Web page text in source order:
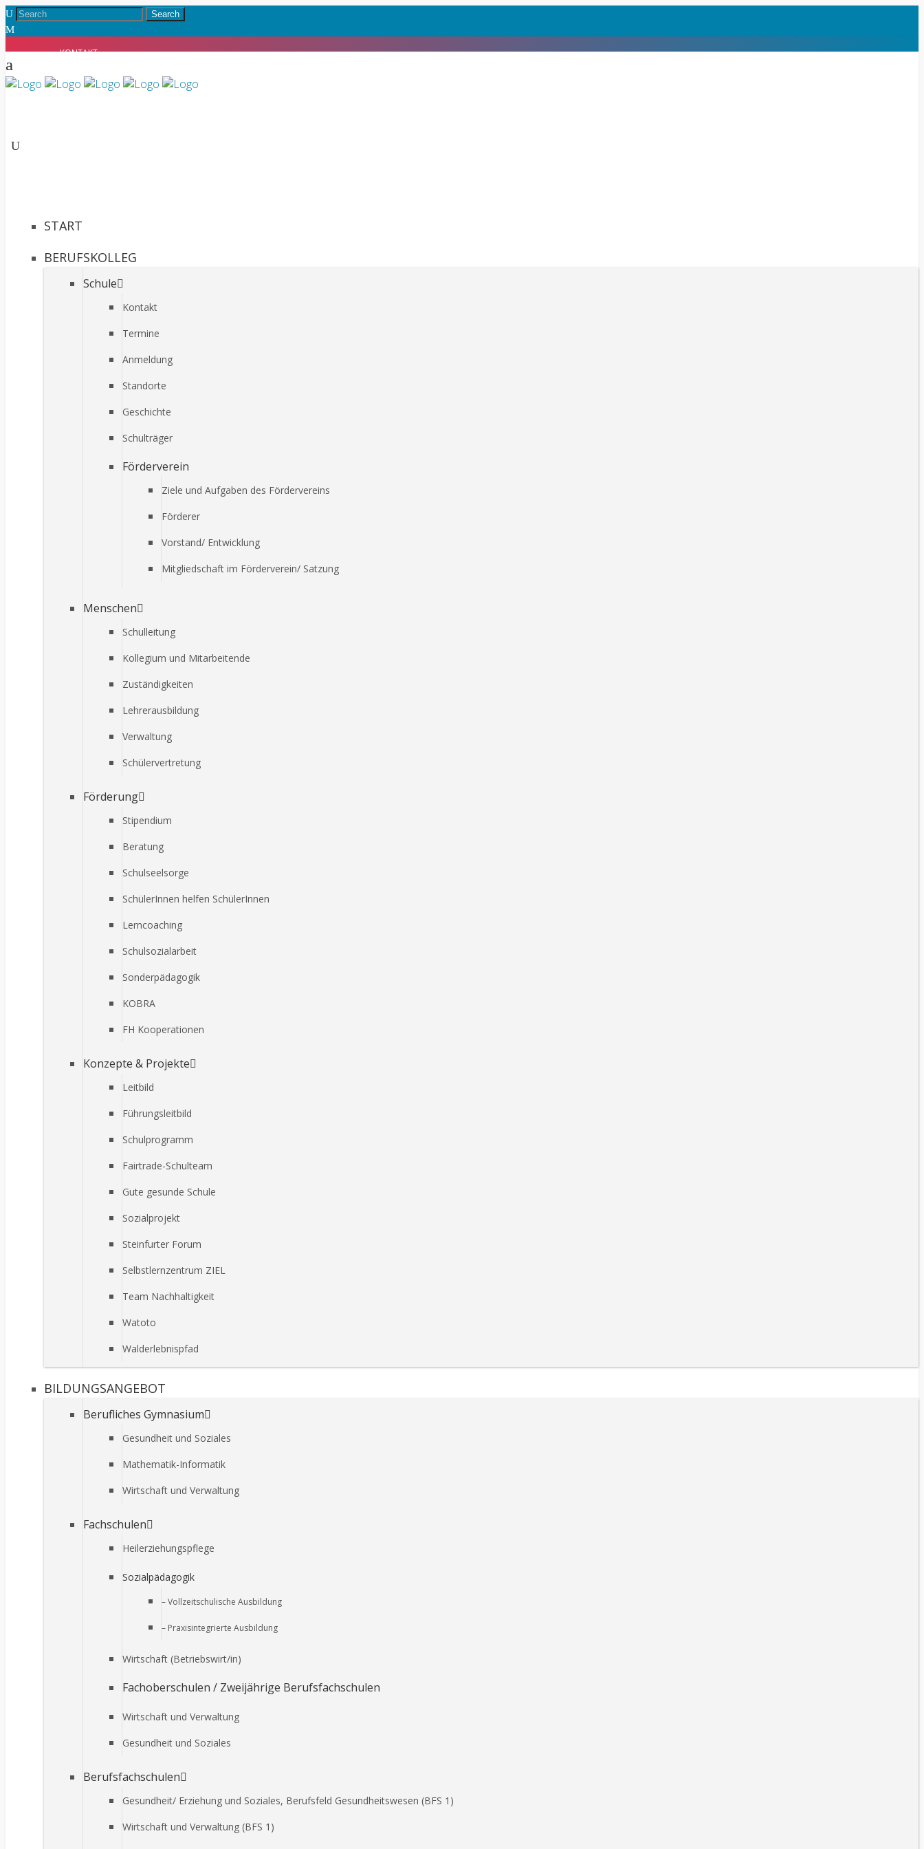
KONTAKT
START
BERUFSKOLLEG
Schule
Kontakt
Termine
Anmeldung
Standorte
Geschichte
Schulträger
Förderverein
Ziele und Aufgaben des Fördervereins
Förderer
Vorstand/ Entwicklung
Mitgliedschaft im Förderverein/ Satzung
Menschen
Schulleitung
Kollegium und Mitarbeitende
Zuständigkeiten
Lehrerausbildung
Verwaltung
Schülervertretung
Förderung
Stipendium
Beratung
Schulseelsorge
SchülerInnen helfen SchülerInnen
Lerncoaching
Schulsozialarbeit
Sonderpädagogik
KOBRA
FH Kooperationen
Konzepte & Projekte
Leitbild
Führungsleitbild
Schulprogramm
Fairtrade-Schulteam
Gute gesunde Schule
Sozialprojekt
Steinfurter Forum
Selbstlernzentrum ZIEL
Team Nachhaltigkeit
Watoto
Walderlebnispfad
BILDUNGSANGEBOT
Berufliches Gymnasium
Gesundheit und Soziales
Mathematik-Informatik
Wirtschaft und Verwaltung
Fachschulen
Heilerziehungspflege
Sozialpädagogik
– Vollzeitschulische Ausbildung
– Praxisintegrierte Ausbildung
Wirtschaft (Betriebswirt/in)
Fachoberschulen / Zweijährige Berufsfachschulen
Wirtschaft und Verwaltung
Gesundheit und Soziales
Berufsfachschulen
Gesundheit/ Erziehung und Soziales, Berufsfeld Gesundheitswesen (BFS 1)
Wirtschaft und Verwaltung (BFS 1)